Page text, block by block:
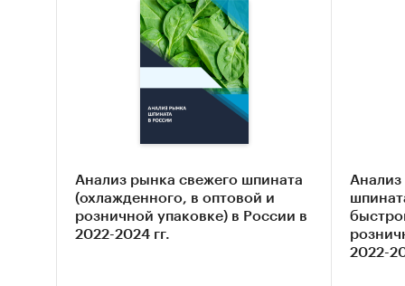
В
-
-
В
LA
Анализ рынка свежего шпината
(охлажденного, в оптовой и
розничной упаковке) в России в
2022-2024 гг.
2022-